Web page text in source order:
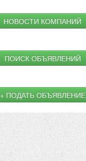
НОВОСТИ КОМПАНИЙ
ПОИСК ОБЪЯВЛЕНИЙ
+ ПОДАТЬ ОБЪЯВЛЕНИЕ